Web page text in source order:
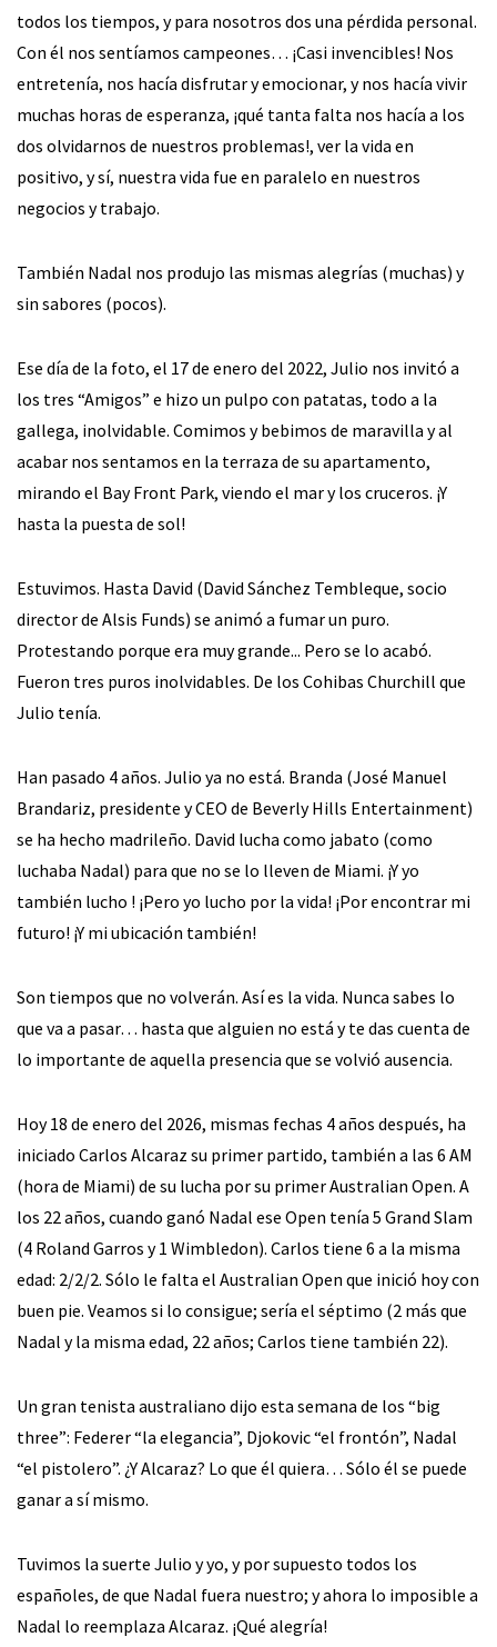
todos los tiempos, y para nosotros dos una pérdida personal.
Con él nos sentíamos campeones… ¡Casi invencibles! Nos
entretenía, nos hacía disfrutar y emocionar, y nos hacía vivir
muchas horas de esperanza, ¡qué tanta falta nos hacía a los
dos olvidarnos de nuestros problemas!, ver la vida en
positivo, y sí, nuestra vida fue en paralelo en nuestros
negocios y trabajo.
También Nadal nos produjo las mismas alegrías (muchas) y
sin sabores (pocos).
Ese día de la foto, el 17 de enero del 2022, Julio nos invitó a
los tres “Amigos” e hizo un pulpo con patatas, todo a la
gallega, inolvidable. Comimos y bebimos de maravilla y al
acabar nos sentamos en la terraza de su apartamento,
mirando el Bay Front Park, viendo el mar y los cruceros. ¡Y
hasta la puesta de sol!
Estuvimos. Hasta David (David Sánchez Tembleque, socio
director de Alsis Funds) se animó a fumar un puro.
Protestando porque era muy grande... Pero se lo acabó.
Fueron tres puros inolvidables. De los Cohibas Churchill que
Julio tenía.
Han pasado 4 años. Julio ya no está. Branda (José Manuel
Brandariz, presidente y CEO de Beverly Hills Entertainment)
se ha hecho madrileño. David lucha como jabato (como
luchaba Nadal) para que no se lo lleven de Miami. ¡Y yo
también lucho ! ¡Pero yo lucho por la vida! ¡Por encontrar mi
futuro! ¡Y mi ubicación también!
Son tiempos que no volverán. Así es la vida. Nunca sabes lo
que va a pasar… hasta que alguien no está y te das cuenta de
lo importante de aquella presencia que se volvió ausencia.
Hoy 18 de enero del 2026, mismas fechas 4 años después, ha
iniciado Carlos Alcaraz su primer partido, también a las 6 AM
(hora de Miami) de su lucha por su primer Australian Open. A
los 22 años, cuando ganó Nadal ese Open tenía 5 Grand Slam
(4 Roland Garros y 1 Wimbledon). Carlos tiene 6 a la misma
edad: 2/2/2. Sólo le falta el Australian Open que inició hoy con
buen pie. Veamos si lo consigue; sería el séptimo (2 más que
Nadal y la misma edad, 22 años; Carlos tiene también 22).
Un gran tenista australiano dijo esta semana de los “big
three”: Federer “la elegancia”, Djokovic “el frontón”, Nadal
“el pistolero”. ¿Y Alcaraz? Lo que él quiera… Sólo él se puede
ganar a sí mismo.
Tuvimos la suerte Julio y yo, y por supuesto todos los
españoles, de que Nadal fuera nuestro; y ahora lo imposible a
Nadal lo reemplaza Alcaraz. ¡Qué alegría!